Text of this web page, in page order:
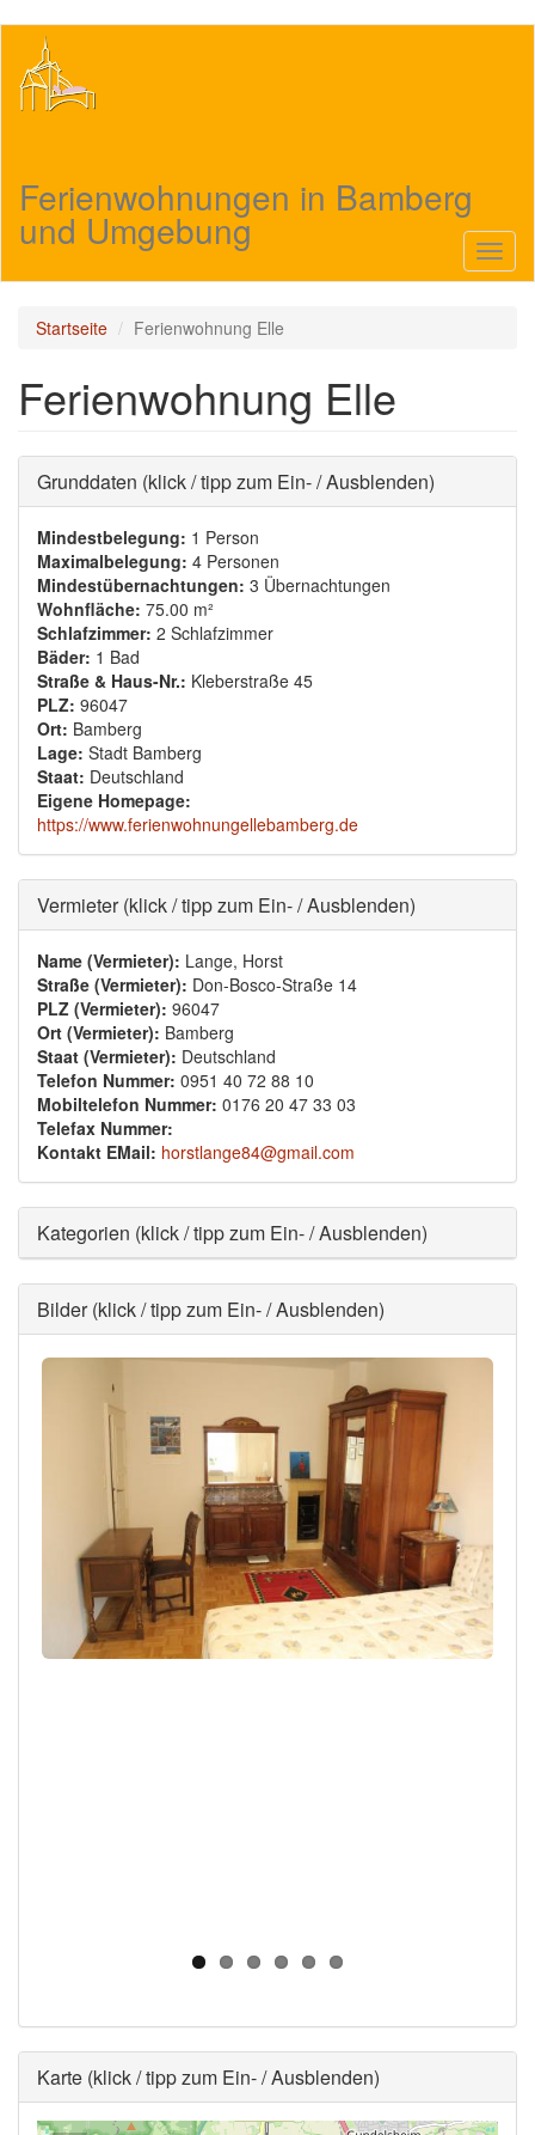
Inhalt
Ferienwohnungen in Bamberg
und Umgebung
Startseite Ferienwohnung Elle
Ferienwohnung Elle
Ausblenden
Grunddaten (klick / tipp zum Ein- / Ausblenden)
Mindestbelegung: 1 Person
Maximalbelegung: 4 Personen
Mindestübernachtungen: 3 Übernachtungen
Wohnfläche: 75.00 m²
Schlafzimmer: 2 Schlafzimmer
Bäder: 1 Bad
Straße & Haus-Nr.: Kleberstraße 45
PLZ: 96047
Ort: Bamberg
Lage: Stadt Bamberg
Staat: Deutschland
Eigene Homepage:
https://www.ferienwohnungellebamberg.de
Ausblenden
Vermieter (klick / tipp zum Ein- / Ausblenden)
Name (Vermieter): Lange, Horst
Straße (Vermieter): Don-Bosco-Straße 14
PLZ (Vermieter): 96047
Ort (Vermieter): Bamberg
Staat (Vermieter): Deutschland
Telefon Nummer: 0951 40 72 88 10
Mobiltelefon Nummer: 0176 20 47 33 03
Telefax Nummer:
Kontakt EMail: horstlange84@gmail.com
Ausblenden
Kategorien (klick / tipp zum Ein- / Ausblenden)
Ausblenden
Bilder (klick / tipp zum Ein- / Ausblenden)
Ausblenden
Karte (klick / tipp zum Ein- / Ausblenden)